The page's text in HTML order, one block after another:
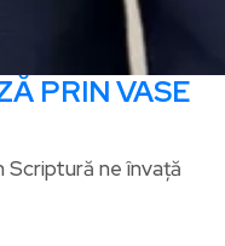
PRIN VASE
Scriptură ne învață